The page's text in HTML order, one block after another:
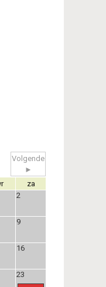
Volgende
►
za
2
9
16
23